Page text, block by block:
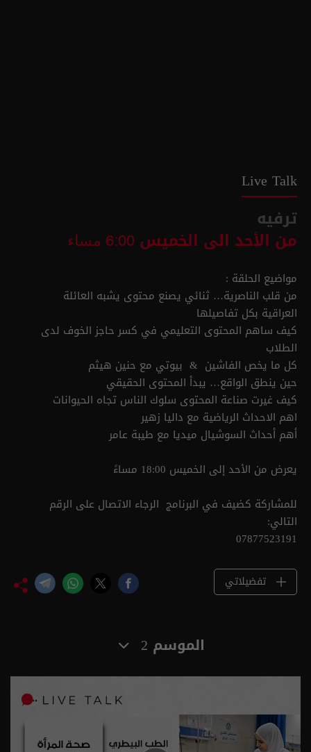
Live Talk
ترفيه
من الأحد الى الخميس 6:00 مساء
مواضيع الحلقة :
من قلب الناصرية… ثنائي يصنع محتوى يشبه العائلة
العراقية بكل تفاصيلها
كيف ساهم المحتوى التعليمي في كسر حاجز الخوف لدى
الطلاب
كل ما يخص الفاشين & بيوتي مع حنين هيثم
حين ينطق الواقع… يبدأ المحتوى الحقيقي
كيف غيرت صناعة المحتوى سلوك الناس تجاه الحيوانات
اهم الاحداث الرياضية مع داليا زهير
‏أهم أحداث السوشيال ميديا مع طيبة عامر
يعرض من الأحد إلى الخميس 18:00 مساءً
للمشاركة كضيف في البرنامج الرجاء الاتصال على الرقم
التالي:
07877523191
تفضيلاتي
الموسم 2